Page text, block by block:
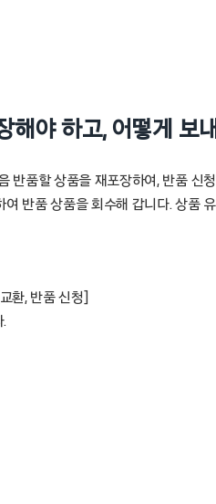
해야 하고, 어떻게 보
반품할 상품을 재포장하여, 반품 신
반품 상품을 회수해 갑니다. 상품
, 반품 신청]